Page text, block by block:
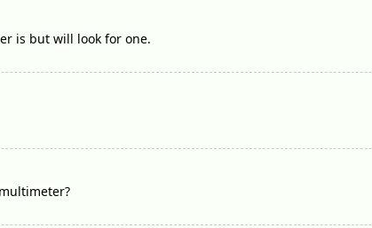
is but will look for one.